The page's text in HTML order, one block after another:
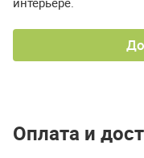
Оплата и